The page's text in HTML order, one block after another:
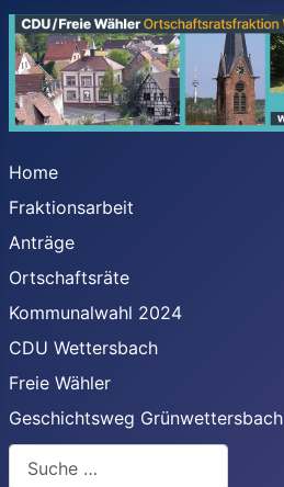
Home
Fraktionsarbeit
Anträge
Ortschaftsräte
Kommunalwahl 2024
CDU Wettersbach
Freie Wähler
Geschichtsweg Grünwettersbach
Suchen